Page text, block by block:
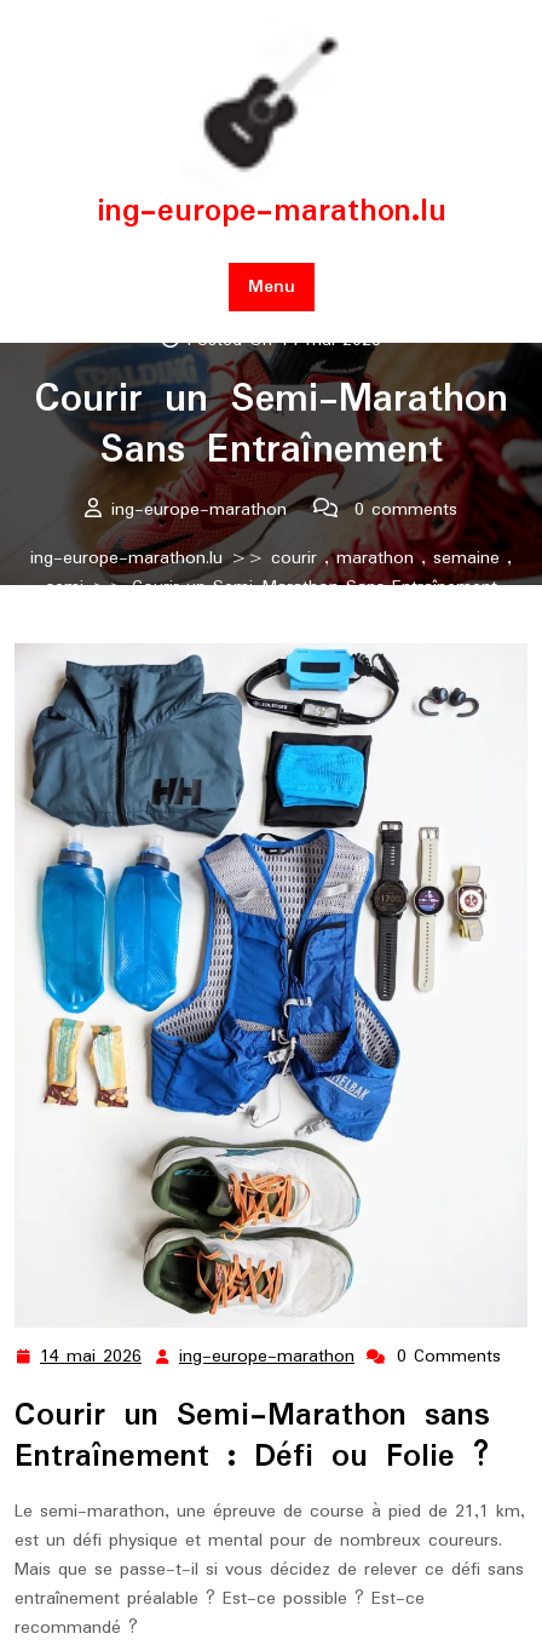
ing-europe-marathon.lu
Menu
Posted On 14 mai 2026
Courir un Semi-Marathon
Sans Entraînement
ing-europe-marathon
0 comments
ing-europe-marathon.lu>> courir,marathon,semaine,
semi>> Courir un Semi-Marathon Sans Entraînement
14 mai 2026 14
2026
ing-europe-marathon ing-
marathon
0 Comments
Courir un Semi-Marathon sans
Entraînement : Défi ou Folie ?
Le semi-marathon, une épreuve de course à pied de 21,1 km,
est un défi physique et mental pour de nombreux coureurs.
Mais que se passe-t-il si vous décidez de relever ce défi sans
entraînement préalable ? Est-ce possible ? Est-ce
recommandé ?